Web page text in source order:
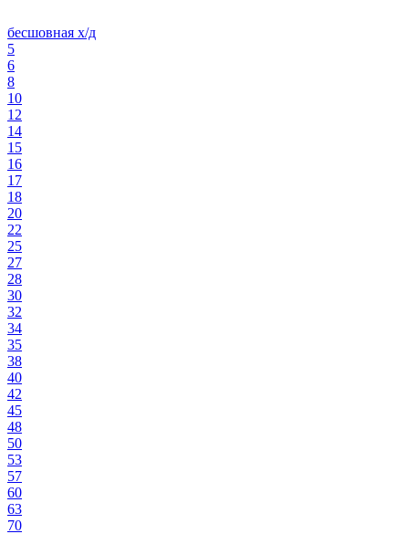
бесшовная х/д
5
6
8
10
12
14
15
16
17
18
20
22
25
27
28
30
32
34
35
38
40
42
45
48
50
53
57
60
63
70